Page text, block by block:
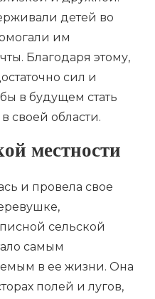
детей во
им
Благодаря этому,
сил и
в будущем стать
своей области.
местности
и провела свое
сельской
самым
в ее жизни. Она
полей и лугов,